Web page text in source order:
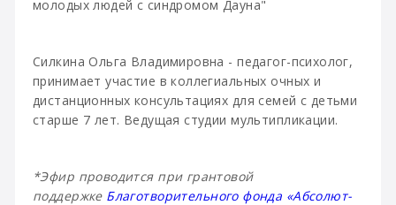
молодых людей с синдромом Дауна"
Силкина Ольга Владимировна - педагог-психолог,
принимает участие в коллегиальных очных и
дистанционных консультациях для семей с детьми
старше 7 лет. Ведущая студии мультипликации.
*Эфир проводится при грантовой
поддержке Благотворительного фонда «Абсолют-